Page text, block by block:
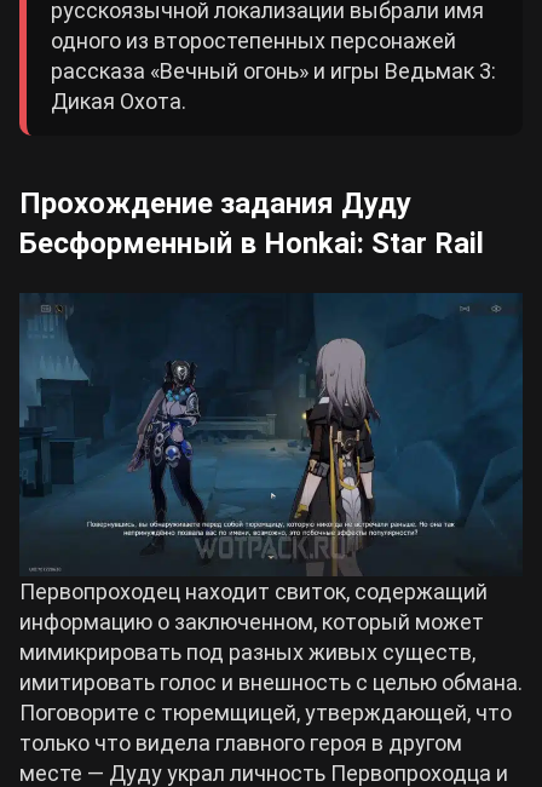
русскоязычной локализации выбрали имя
одного из второстепенных персонажей
рассказа «Вечный огонь» и игры Ведьмак 3:
Дикая Охота.
Прохождение задания Дуду
Бесформенный в Honkai: Star Rail
Первопроходец находит свиток, содержащий
информацию о заключенном, который может
мимикрировать под разных живых существ,
имитировать голос и внешность с целью обмана.
Поговорите с тюремщицей, утверждающей, что
только что видела главного героя в другом
месте — Дуду украл личность Первопроходца и